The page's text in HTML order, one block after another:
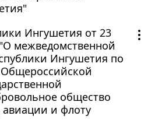
Ингушетия от 23
межведомственной
Ингушетия по
общество
и флоту